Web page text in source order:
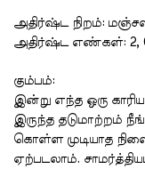
அதிர்ஷ்ட நிறம்:
அதிர்ஷ்ட எண்கள்: 2,
கும்பம்:
இன்று எந்த ஒரு
இருந்த தடுமாற்றம்
கொள்ள முடியாத
ஏற்படலாம்.